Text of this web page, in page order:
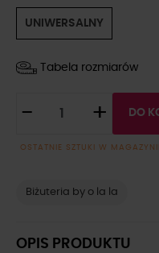
UNIWERSALNY
Tabela rozmiarów
- + DO
OSTATNIE SZTUKI W
Biżuteria by o la la
OPIS PRODUKTU